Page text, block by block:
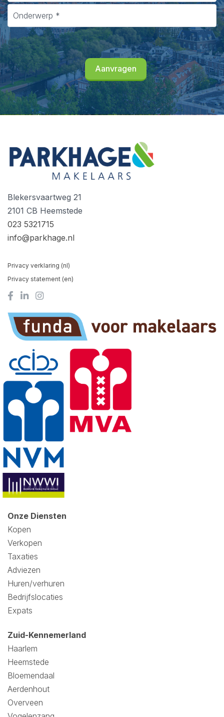
Blekersvaartweg 21
2101 CB Heemstede
023 5321715
info@parkhage.nl
Privacy verklaring (nl)
Privacy statement (en)
Onze Diensten
Kopen
Verkopen
Taxaties
Adviezen
Huren/verhuren
Bedrijfslocaties
Expats
Zuid-Kennemerland
Haarlem
Heemstede
Bloemendaal
Aerdenhout
Overveen